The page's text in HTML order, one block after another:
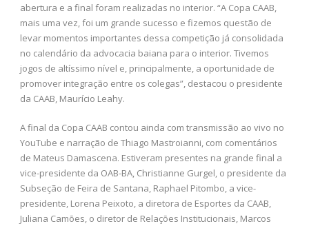
abertura e a final foram realizadas no interior. “A Copa CAAB,
mais uma vez, foi um grande sucesso e fizemos questão de
levar momentos importantes dessa competição já consolidada
no calendário da advocacia baiana para o interior. Tivemos
jogos de altíssimo nível e, principalmente, a oportunidade de
promover integração entre os colegas”, destacou o presidente
da CAAB, Maurício Leahy.
A final da Copa CAAB contou ainda com transmissão ao vivo no
YouTube e narração de Thiago Mastroianni, com comentários
de Mateus Damascena. Estiveram presentes na grande final a
vice-presidente da OAB-BA, Christianne Gurgel, o presidente da
Subseção de Feira de Santana, Raphael Pitombo, a vice-
presidente, Lorena Peixoto, a diretora de Esportes da CAAB,
Juliana Camões, o diretor de Relações Institucionais, Marcos